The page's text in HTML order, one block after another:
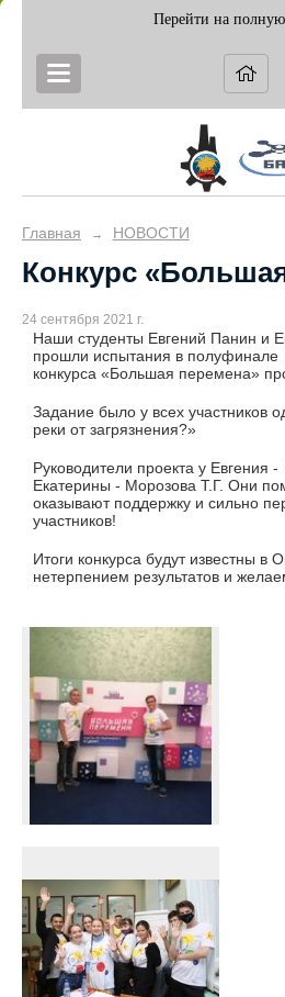
Перейти на
Главная → НОВОСТИ
Конкурс
24 сентября 2021 г.
Наши студенты Евгений Панин и
прошли испытания в полуфинале
конкурса «Большая перемена»
Задание было у всех участников
реки от загрязнения?»
Руководители проекта у Евгения
Екатерины - Морозова Т.Г. Они
оказывают поддержку и сильно
участников!
Итоги конкурса будут известны в
нетерпением результатов и